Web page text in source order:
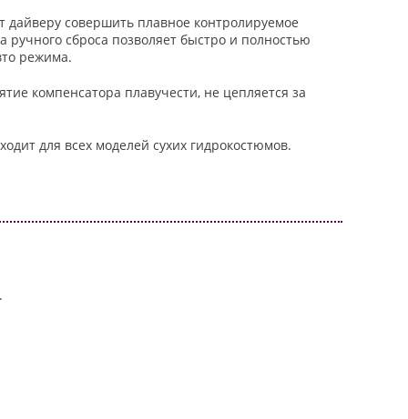
совершить плавное контролируемое
сброса позволяет быстро и полностью
режима.
компенсатора плавучести, не цепляется за
для всех моделей сухих гидрокостюмов.